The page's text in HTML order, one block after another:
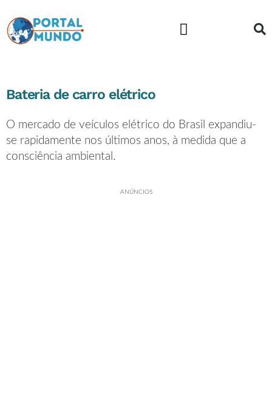
Bateria de carro elétrico
O mercado de veículos elétrico do Brasil expandiu-
se rapidamente nos últimos anos, à medida que a
consciência ambiental.
ANÚNCIOS